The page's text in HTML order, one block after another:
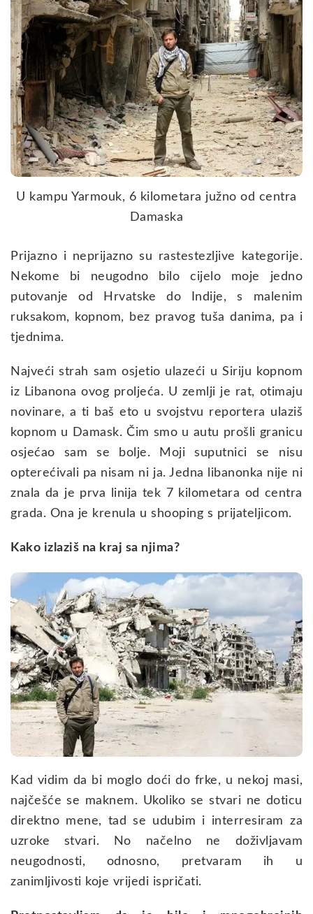
U kampu Yarmouk, 6 kilometara južno od centra
Damaska
Prijazno i neprijazno su rastestezljive kategorije.
Nekome bi neugodno bilo cijelo moje jedno
putovanje od Hrvatske do Indije, s malenim
ruksakom, kopnom, bez pravog tuša danima, pa i
tjednima.
Najveći strah sam osjetio ulazeći u Siriju kopnom
iz Libanona ovog proljeća. U zemlji je rat, otimaju
novinare, a ti baš eto u svojstvu reportera ulaziš
kopnom u Damask. Čim smo u autu prošli granicu
osjećao sam se bolje. Moji suputnici se nisu
opterećivali pa nisam ni ja. Jedna libanonka nije ni
znala da je prva linija tek 7 kilometara od centra
grada. Ona je krenula u shooping s prijateljicom.
Kako izlaziš na kraj sa njima?
Kad vidim da bi moglo doći do frke, u nekoj masi,
najčešće se maknem. Ukoliko se stvari ne doticu
direktno mene, tad se udubim i interresiram za
uzroke stvari. No načelno ne doživljavam
neugodnosti, odnosno, pretvaram ih u
zanimljivosti koje vrijedi ispričati.